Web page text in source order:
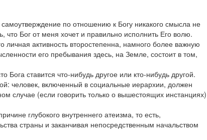
по отношению к Богу никакого смысла не
Бог от меня хочет и правильно исполнить Его волю.
активность второстепенна, намного более важную
его пребывания здесь, на Земле, состоит в том,
ставится что-нибудь другое или кто-нибудь другой.
человек, включенный в социальные иерархии, должен
случае (если говорить только о вышестоящих инстанциях)
глубокого внутреннего атеизма, то есть,
страны и заканчивая непосредственным начальством